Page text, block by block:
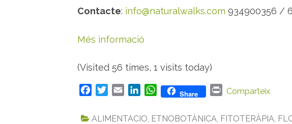
c
o
s
Contacte: info@naturalwalks.com 934900356 /
Més informació
(Visited 56 times, 1 visits today)
c
a
n
W
a
Share
P
i
Comparteix
ALIMENTACIO, ETNOBOTÀNICA, FITOTERÀPIA,